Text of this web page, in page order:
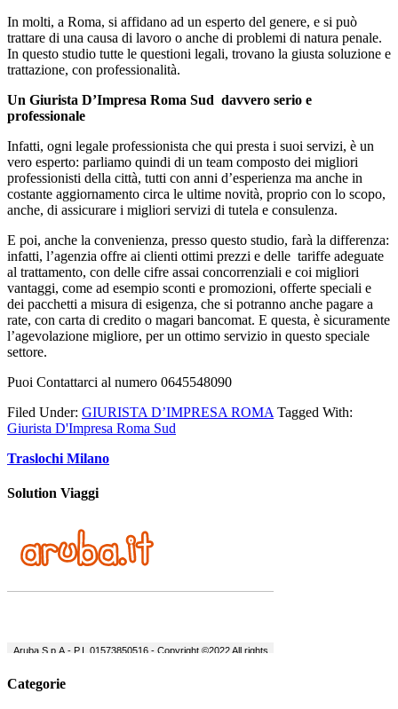
In molti, a Roma, si affidano ad un esperto del genere, e si può
trattare di una causa di lavoro o anche di problemi di natura penale.
In questo studio tutte le questioni legali, trovano la giusta soluzione e
trattazione, con professionalità.
Un Giurista D’Impresa Roma Sud davvero serio e
professionale
Infatti, ogni legale professionista che qui presta i suoi servizi, è un
vero esperto: parliamo quindi di un team composto dei migliori
professionisti della città, tutti con anni d’esperienza ma anche in
costante aggiornamento circa le ultime novità, proprio con lo scopo,
anche, di assicurare i migliori servizi di tutela e consulenza.
E poi, anche la convenienza, presso questo studio, farà la differenza:
infatti, l’agenzia offre ai clienti ottimi prezzi e delle tariffe adeguate
al trattamento, con delle cifre assai concorrenziali e coi migliori
vantaggi, come ad esempio sconti e promozioni, offerte speciali e
dei pacchetti a misura di esigenza, che si potranno anche pagare a
rate, con carta di credito o magari bancomat. E questa, è sicuramente
l’agevolazione migliore, per un ottimo servizio in questo speciale
settore.
Puoi Contattarci al numero 0645548090
Filed Under: GIURISTA D’IMPRESA ROMA Tagged With:
Giurista D'Impresa Roma Sud
Traslochi Milano
Solution Viaggi
Categorie